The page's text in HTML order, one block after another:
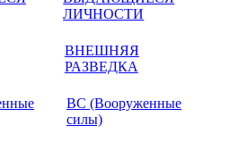
ЛИЧНОСТИ
ВНЕШНЯЯ
РАЗВЕДКА
ВС (Вооруженные
силы)